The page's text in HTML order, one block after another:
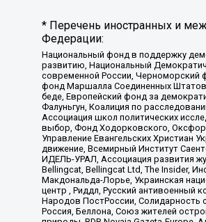
* Перечень иностранных и
Федерации:
Национальный фонд в поддержку
развитию, Национальный
современной России, Черноморский
фонд Маршалла Соединенных
беде, Европейский фонд за
Фалуньгун, Коалиция по
Ассоциация школ политических
выбор, Фонд Ходорковского,
Управление Евангельских Христиан
движение, Всемирный Институт
ИДЕЛЬ-УРАЛ, Ассоциация развития
Bellingcat, Bellingcat Ltd, The Insider,
Макдональда-Лорье, Украинская
центр , Риддл, Русский антивоенный
Народов ПостРоссии, Солидарность
Россия, Беллона, Союз жителей